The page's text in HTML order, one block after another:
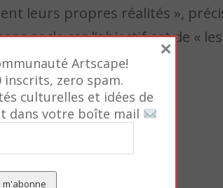
leurs propres réalités »,
socle car l’objectif est de «
Artscape!
inscrits, zero spam.
culturelles et idées de
dans votre boîte mail
×